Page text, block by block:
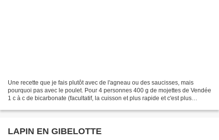
Une recette que je fais plutôt avec de l'agneau ou des saucisses, mais
pourquoi pas avec le poulet. Pour 4 personnes 400 g de mojettes de Vendée
1 c à c de bicarbonate (facultatif, la cuisson et plus rapide et c'est plus
LAPIN EN GIBELOTTE